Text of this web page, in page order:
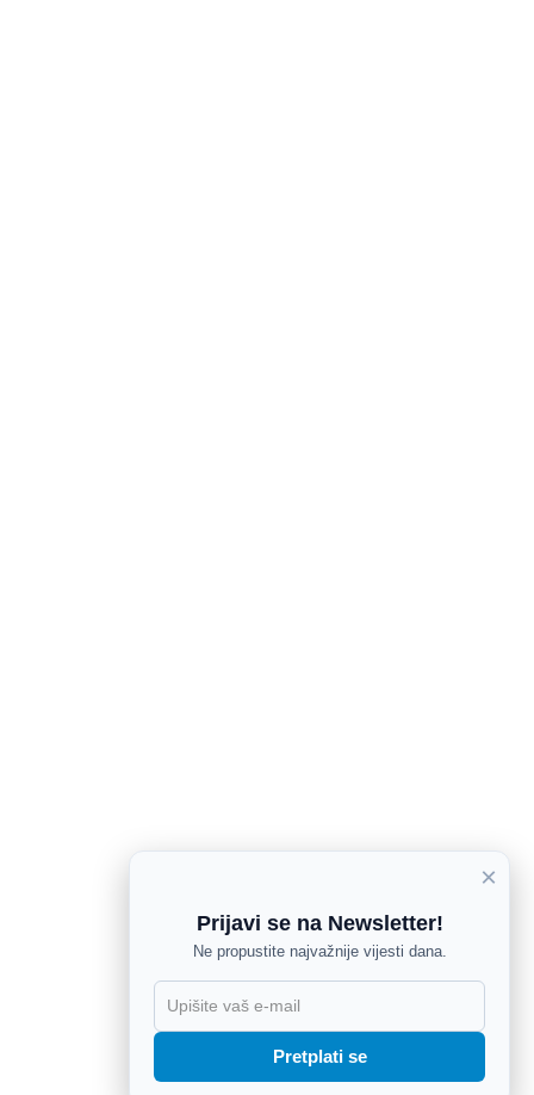
×
Prijavi se na Newsletter!
Ne propustite najvažnije vijesti dana.
Pretplati se